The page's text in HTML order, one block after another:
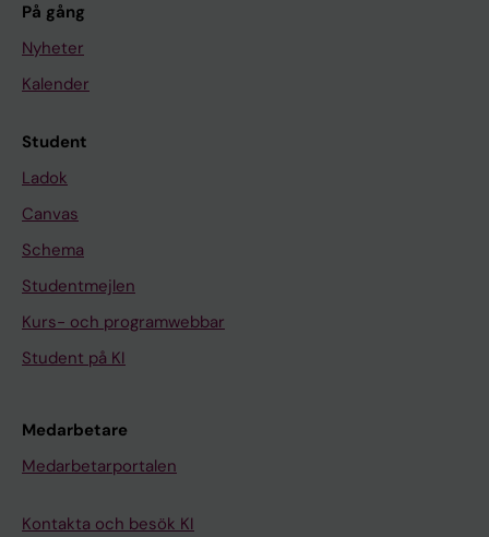
På gång
Nyheter
Kalender
Student
Ladok
Canvas
Schema
Studentmejlen
Kurs- och programwebbar
Student på KI
Medarbetare
Medarbetarportalen
Kontakta och besök KI